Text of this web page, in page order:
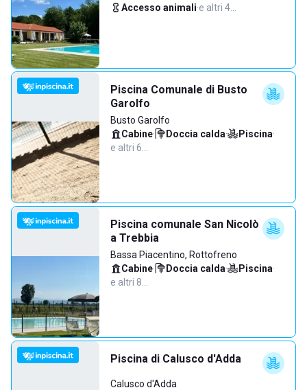
Accesso animali·e altri 4…
Piscina Comunale di Busto
Garolfo
Busto Garolfo
Cabine· Doccia calda· Piscina·
e altri 6…
Piscina comunale San Nicolò
a Trebbia
Bassa Piacentino, Rottofreno
Cabine· Doccia calda· Piscina·
e altri 8…
Piscina di Calusco d'Adda
Calusco d'Adda